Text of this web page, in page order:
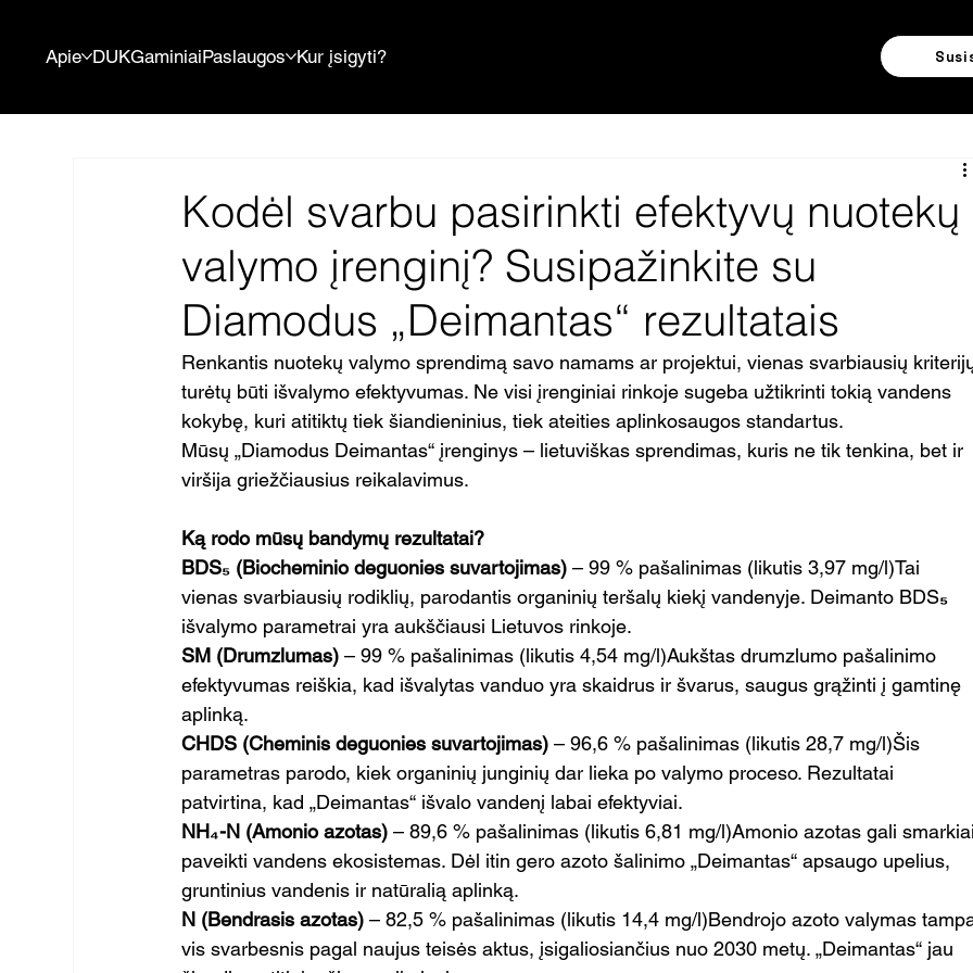
Apie DUKGaminiaiPaslaugos Kur įsigyti?
Kodėl svarbu pasirinkti efektyvų nuotekų
valymo įrenginį? Susipažinkite su
Diamodus „Deimantas“ rezultatais
Renkantis nuotekų valymo sprendimą savo namams ar projektui, vienas svarbiausių
turėtų būti išvalymo efektyvumas. Ne visi įrenginiai rinkoje sugeba užtikrinti tokią vandens
kokybę, kuri atitiktų tiek šiandieninius, tiek ateities aplinkosaugos standartus.
Mūsų „Diamodus Deimantas“ įrenginys – lietuviškas sprendimas, kuris ne tik tenkina, bet ir
viršija griežčiausius reikalavimus.
Ką rodo mūsų bandymų rezultatai?
BDS₅ (Biocheminio deguonies suvartojimas) – 99 % pašalinimas (likutis 3,97 mg/l)Tai
vienas svarbiausių rodiklių, parodantis organinių teršalų kiekį vandenyje. Deimanto BDS₅
išvalymo parametrai yra aukščiausi Lietuvos rinkoje.
SM (Drumzlumas) – 99 % pašalinimas (likutis 4,54 mg/l)Aukštas drumzlumo pašalinimo
efektyvumas reiškia, kad išvalytas vanduo yra skaidrus ir švarus, saugus grąžinti į gamtinę
aplinką.
CHDS (Cheminis deguonies suvartojimas) – 96,6 % pašalinimas (likutis 28,7 mg/l)Šis
parametras parodo, kiek organinių junginių dar lieka po valymo proceso. Rezultatai
patvirtina, kad „Deimantas“ išvalo vandenį labai efektyviai.
NH₄-N (Amonio azotas) – 89,6 % pašalinimas (likutis 6,81 mg/l)Amonio azotas gali
paveikti vandens ekosistemas. Dėl itin gero azoto šalinimo „Deimantas“ apsaugo upelius,
gruntinius vandenis ir natūralią aplinką.
N (Bendrasis azotas) – 82,5 % pašalinimas (likutis 14,4 mg/l)Bendrojo azoto valymas
vis svarbesnis pagal naujus teisės aktus, įsigaliosiančius nuo 2030 metų. „Deimantas“ jau